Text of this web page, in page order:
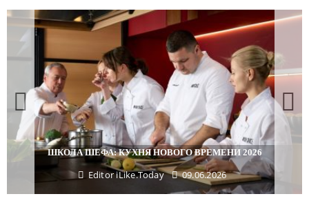
ПОДАРКИ, КОТОРЫЕ ТОЧНО ПОРАДУЮТ БЛИЗКИХ В
МАЙСКИЕ ПРАЗДНИКИ
Editor iLike.Today 29.04.2026